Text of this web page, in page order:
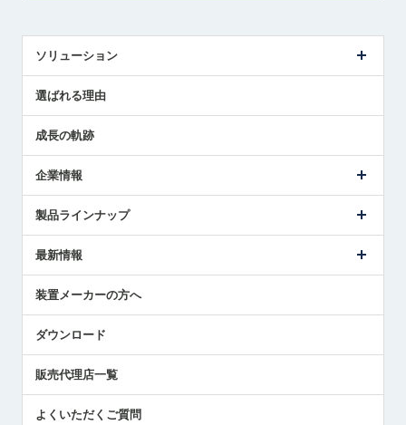
ソリューション
解決策提案
選ばれる理由
成長の軌跡
企業情報
ごあいさつ
受賞履歴
採用情報
国/地域/言語
製品ラインナップ
ツールセッタ製品
エアマイクロセンサ製品
最新情報
メトロールの技術
社員ブログ
中小企業のBCP地震対策
センサのテクニカルガイド
社長ブログ
装置メーカーの方へ
ダウンロード
販売代理店一覧
よくいただくご質問